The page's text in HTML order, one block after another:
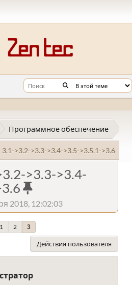
Программное обеспечение
>3.2->3.3->3.4->3.5->3.5.1->3.6
>3.3->3.4-
2018, 12:02:03
1 2 3
Действия пользователя